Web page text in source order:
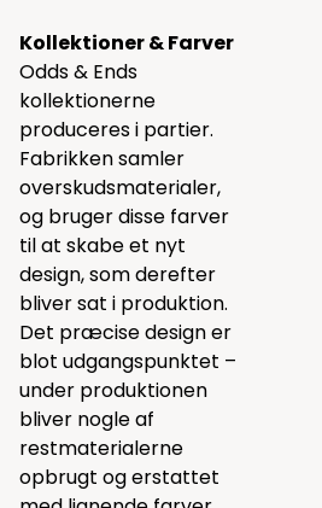
Kollektioner & Farver
Odds & Ends
kollektionerne
produceres i partier.
Fabrikken samler
overskudsmaterialer,
og bruger disse farver
til at skabe et nyt
design, som derefter
bliver sat i produktion.
Det præcise design er
blot udgangspunktet –
under produktionen
bliver nogle af
restmaterialerne
opbrugt og erstattet